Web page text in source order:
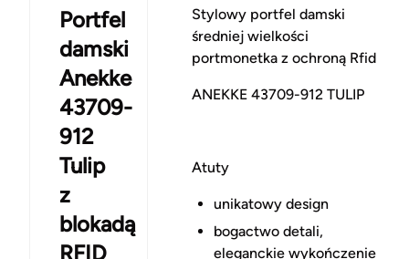
Portfel
damski
Anekke
43709-
912
Tulip
z
blokadą
RFID
Stylowy portfel damski
średniej wielkości
portmonetka z ochroną Rfid
ANEKKE 43709-912 TULIP
Atuty
unikatowy design
bogactwo detali,
eleganckie wykończenie